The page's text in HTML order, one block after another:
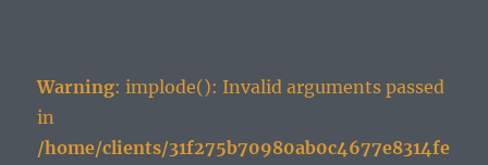
Warning: implode(): Invalid arguments passed
in
/home/clients/31f275b70980ab0c4677e8314fe